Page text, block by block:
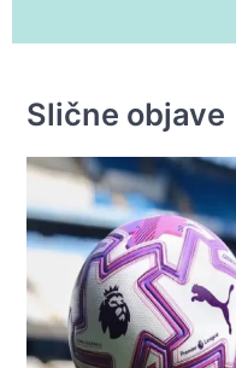
Slične objave